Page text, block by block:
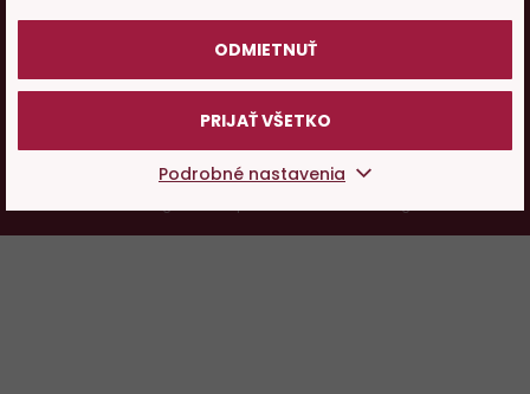
ODMIETNUŤ
PRIJAŤ VŠETKO
Podrobné nastavenia
V internetovom obchode Global-Wines.sk platí zákaz
rokov.
Česky Slovensky